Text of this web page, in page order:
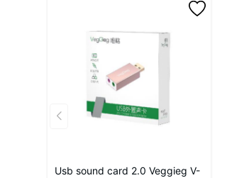
Usb sound card 2.0 Veggieg V-